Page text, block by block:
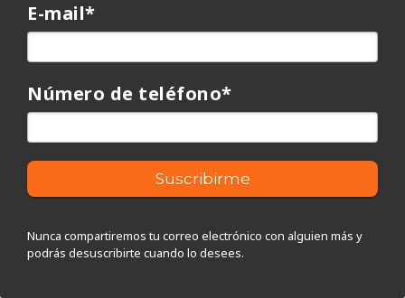
E-mail*
Número de teléfono*
Nunca compartiremos tu correo electrónico con alguien más y
podrás desuscribirte cuando lo desees.